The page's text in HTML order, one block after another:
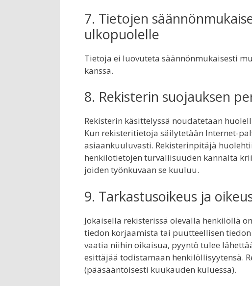
7. Tietojen
ulkopuolelle
Tietoja ei luovuteta säännönmukaisesti
kanssa.
8. Rekisterin suojauksen
Rekisterin käsittelyssä noudatetaan
Kun rekisteritietoja säilytetään Internet-
asiaankuuluvasti. Rekisterinpitäjä
henkilötietojen turvallisuuden kannalta
joiden työnkuvaan se kuuluu.
9. Tarkastusoikeus ja
Jokaisella rekisterissä olevalla henkilöllä
tiedon korjaamista tai puutteellisen
vaatia niihin oikaisua, pyyntö tulee
esittäjää todistamaan henkilöllisyytensä.
(pääsääntöisesti kuukauden kuluessa).